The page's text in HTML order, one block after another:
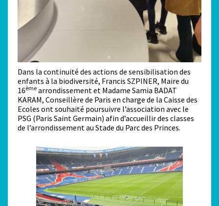
Dans la continuité des actions de sensibilisation des
enfants à la biodiversité, Francis SZPINER, Maire du
16ème arrondissement et Madame Samia BADAT
KARAM, Conseillère de Paris en charge de la Caisse des
Ecoles ont souhaité poursuivre l’association avec le
PSG (Paris Saint Germain) afin d’accueillir des classes
de l’arrondissement au Stade du Parc des Princes.